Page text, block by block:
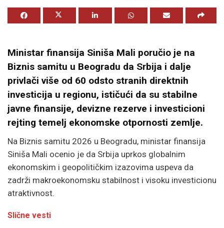
Ministar finansija Siniša Mali poručio je na
Biznis samitu u Beogradu da Srbija i dalje
privlači više od 60 odsto stranih direktnih
investicija u regionu, ističući da su stabilne
javne finansije, devizne rezerve i investicioni
rejting temelj ekonomske otpornosti zemlje.
Na Biznis samitu 2026 u Beogradu, ministar finansija
Siniša Mali ocenio je da Srbija uprkos globalnim
ekonomskim i geopolitičkim izazovima uspeva da
zadrži makroekonomsku stabilnost i visoku investicionu
atraktivnost.
Slične vesti